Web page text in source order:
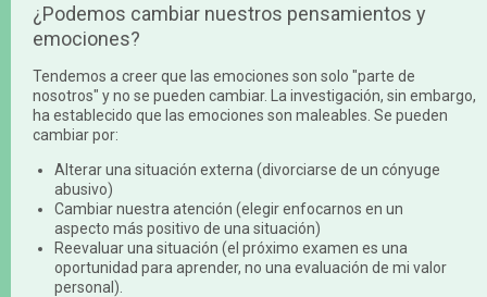
¿Podemos cambiar nuestros pensamientos y
emociones?
Tendemos a creer que las emociones son solo "parte de
nosotros" y no se pueden cambiar. La investigación, sin embargo,
ha establecido que las emociones son maleables. Se pueden
cambiar por:
Alterar una situación externa (divorciarse de un cónyuge
abusivo)
Cambiar nuestra atención (elegir enfocarnos en un
aspecto más positivo de una situación)
Reevaluar una situación (el próximo examen es una
oportunidad para aprender, no una evaluación de mi valor
personal).